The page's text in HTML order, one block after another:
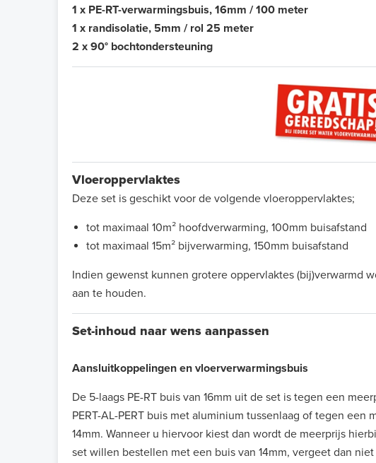
1 x PE-RT-verwarmingsbuis, 16mm / 100 meter
1 x randisolatie, 5mm / rol 25 meter
2 x 90° bochtondersteuning
Vloeroppervlaktes
Deze set is geschikt voor de volgende vloeroppervlaktes;
tot maximaal 10m² hoofdverwarming, 100mm buisafstand
tot maximaal 15m² bijverwarming, 150mm buisafstand
Indien gewenst kunnen grotere oppervlaktes (bij)verwarmd
aan te houden.
Set-inhoud naar wens aanpassen
Aansluitkoppelingen en vloerverwarmingsbuis
De 5-laags PE-RT buis van 16mm uit de set is tegen een
PERT-AL-PERT buis met aluminium tussenlaag of tegen een
14mm. Wanneer u hiervoor kiest dan wordt de meerprijs
set willen bestellen met een buis van 14mm, vergeet dan